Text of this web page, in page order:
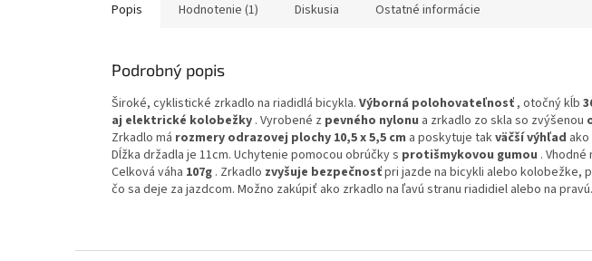
Popis Hodnotenie (1) Diskusia Ostatné informácie
Podrobný popis
Široké, cyklistické zrkadlo na riadidlá bicykla. Výborná polohovateľnosť, otočný kĺb
aj elektrické kolobežky . Vyrobené z pevného nylonu a zrkadlo zo skla so zvýšenou
Zrkadlo má rozmery odrazovej plochy 10,5 x 5,5 cm a poskytuje takväčší výhľad
Dĺžka držadla je 11cm. Uchytenie pomocou obrúčky s protišmykovou gumou .
Celková váha 107g . Zrkadlo zvyšuje bezpečnosťpri jazde na bicykli alebo kolobežke,
čo sa deje za jazdcom. Možno zakúpiť ako zrkadlo na ľavú stranu riadidiel alebo na pravú.